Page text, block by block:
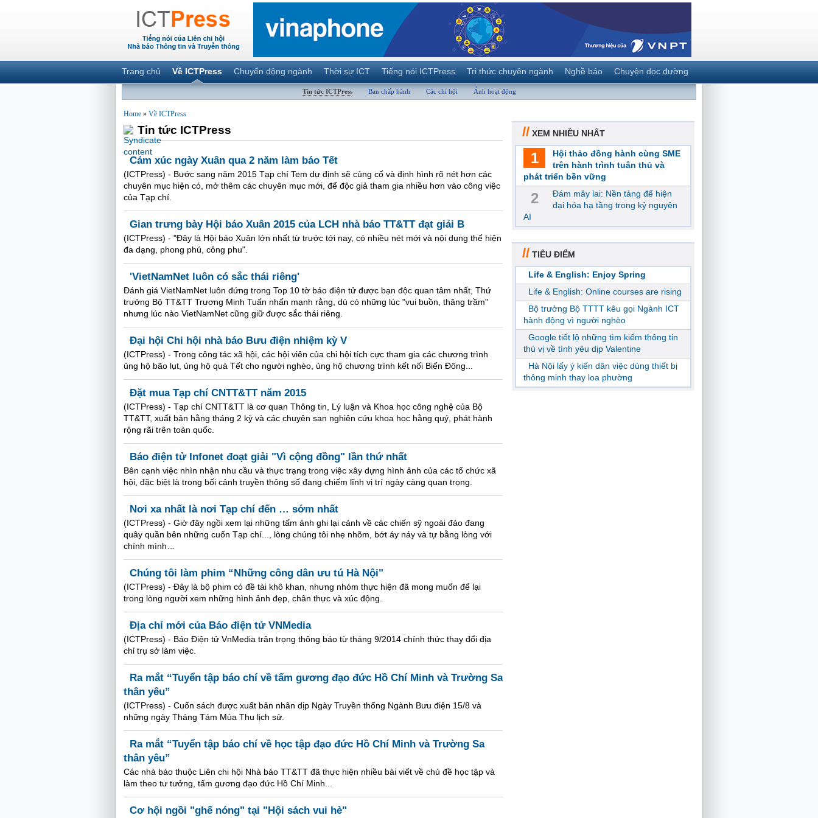
Trang chủ Về ICTPress Chuyển động ngành Thời sự ICT Tiếng nói ICTPress Tri thức chuyên ngành Nghề báo Chuyện dọc đường
Tin tức ICTPress Ban chấp hành Các chi hội Ảnh hoạt động
Home » Về ICTPress
Tin tức ICTPress
Cảm xúc ngày Xuân qua 2 năm làm báo Tết
(ICTPress) - Bước sang năm 2015 Tạp chí Tem dự định sẽ củng cố và định hình rõ nét hơn các
chuyên mục hiện có, mở thêm các chuyên mục mới, để độc giả tham gia nhiều hơn vào công việc
của Tạp chí.
Gian trưng bày Hội báo Xuân 2015 của LCH nhà báo TT&TT đạt giải B
(ICTPress) - "Đây là Hội báo Xuân lớn nhất từ trước tới nay, có nhiều nét mới và nội dung thể hiện
đa dạng, phong phú, công phu".
'VietNamNet luôn có sắc thái riêng'
Đánh giá VietNamNet luôn đứng trong Top 10 tờ báo điện tử được bạn độc quan tâm nhất, Thứ
trưởng Bộ TT&TT Trương Minh Tuấn nhấn mạnh rằng, dù có những lúc "vui buồn, thăng trầm"
nhưng lúc nào VietNamNet cũng giữ được sắc thái riêng.
Đại hội Chi hội nhà báo Bưu điện nhiệm kỳ V
(ICTPress) - Trong công tác xã hội, các hội viên của chi hội tích cực tham gia các chương trình
ủng hộ bão lụt, ủng hộ quà Tết cho người nghèo, ủng hộ chương trình kết nối Biển Đông...
Đặt mua Tạp chí CNTT&TT năm 2015
(ICTPress) - Tạp chí CNTT&TT là cơ quan Thông tin, Lý luận và Khoa học công nghệ của Bộ
TT&TT, xuất bản hằng tháng 2 kỳ và các chuyên san nghiên cứu khoa học hằng quý, phát hành
rộng rãi trên toàn quốc.
Báo điện tử Infonet đoạt giải "Vì cộng đồng" lần thứ nhất
Bên cạnh việc nhìn nhận nhu cầu và thực trạng trong việc xây dựng hình ảnh của các tổ chức xã
hội, đặc biệt là trong bối cảnh truyền thông số đang chiếm lĩnh vị trí ngày càng quan trọng.
Nơi xa nhất là nơi Tạp chí đến … sớm nhất
(ICTPress) - Giờ đây ngồi xem lại những tấm ảnh ghi lại cảnh về các chiến sỹ ngoài đảo đang
quây quần bên những cuốn Tạp chí..., lòng chúng tôi nhẹ nhõm, bớt áy náy và tự bằng lòng với
chính mình…
Chúng tôi làm phim “Những công dân ưu tú Hà Nội"
(ICTPress) - Đây là bộ phim có đề tài khô khan, nhưng nhóm thực hiện đã mong muốn để lại
trong lòng người xem những hình ảnh đẹp, chân thực và xúc động.
Địa chỉ mới của Báo điện tử VNMedia
(ICTPress) - Báo Điện tử VnMedia trân trọng thông báo từ tháng 9/2014 chính thức thay đổi địa
chỉ trụ sở làm việc.
Ra mắt “Tuyển tập báo chí về tấm gương đạo đức Hồ Chí Minh và Trường Sa
thân yêu”
(ICTPress) - Cuốn sách được xuất bản nhân dịp Ngày Truyền thống Ngành Bưu điện 15/8 và
những ngày Tháng Tám Mùa Thu lịch sử.
Ra mắt “Tuyển tập báo chí về học tập đạo đức Hồ Chí Minh và Trường Sa
thân yêu”
Các nhà báo thuộc Liên chi hội Nhà báo TT&TT đã thực hiện nhiều bài viết về chủ đề học tập và
làm theo tư tưởng, tấm gương đạo đức Hồ Chí Minh...
Cơ hội ngồi "ghế nóng" tại "Hội sách vui hè"
// XEM NHIỀU NHẤT
1
Hội thảo đồng hành cùng SME
trên hành trình tuân thủ và
phát triển bền vững
2
Đám mây lai: Nền tảng để hiện
đại hóa hạ tầng trong kỷ nguyên
AI
// TIÊU ĐIỂM
Life & English: Enjoy Spring
Life & English: Online courses are rising
Bộ trưởng Bộ TTTT kêu gọi Ngành ICT
hành động vì người nghèo
Google tiết lộ những tìm kiếm thông tin
thú vị về tình yêu dịp Valentine
Hà Nội lấy ý kiến dân việc dùng thiết bị
thông minh thay loa phường